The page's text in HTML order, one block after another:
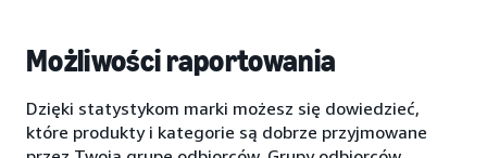
Możliwości raportowania
Dzięki statystykom marki możesz się dowiedzieć,
które produkty i kategorie są dobrze przyjmowane